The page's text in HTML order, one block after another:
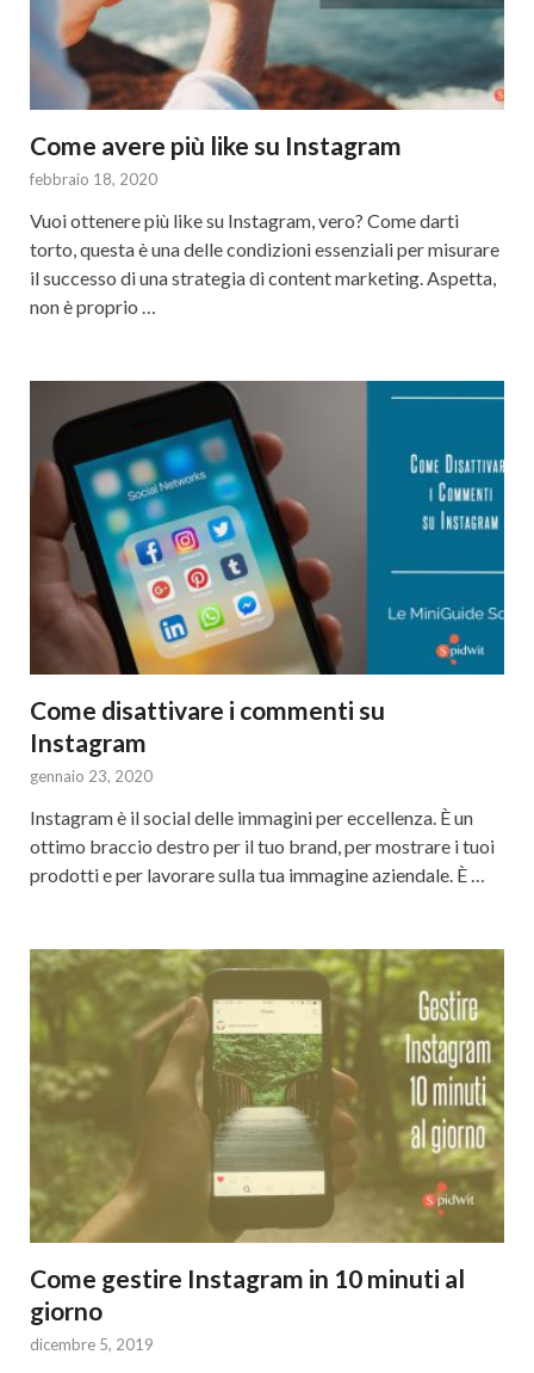
Come avere più like su Instagram
febbraio 18, 2020
Vuoi ottenere più like su Instagram, vero? Come darti
torto, questa è una delle condizioni essenziali per misurare
il successo di una strategia di content marketing. Aspetta,
non è proprio …
Come disattivare i commenti su
Instagram
gennaio 23, 2020
Instagram è il social delle immagini per eccellenza. È un
ottimo braccio destro per il tuo brand, per mostrare i tuoi
prodotti e per lavorare sulla tua immagine aziendale. È …
Come gestire Instagram in 10 minuti al
giorno
dicembre 5, 2019